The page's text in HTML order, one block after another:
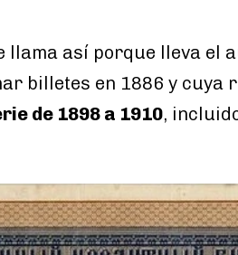
llama así porque lleva el
billetes en 1886 y
de 1898 a 1910,